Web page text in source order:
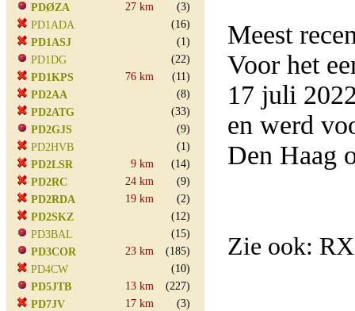
PDØZA
27 km
(3)
PD1ADA
(16)
PD1ASJ
(1)
PD1DG
(22)
PD1KPS
76 km
(11)
PD2AA
(8)
PD2ATG
(33)
PD2GJS
(9)
PD2HVB
(1)
PD2LSR
9 km
(14)
PD2RC
24 km
(9)
PD2RDA
19 km
(2)
PD2SKZ
(12)
PD3BAL
(15)
PD3COR
23 km
(185)
PD4CW
(10)
PD5JTB
13 km
(227)
PD7JV
17 km
(3)
Meest
Voor het
17 juli
en werd
Den Haag
Zie ook: